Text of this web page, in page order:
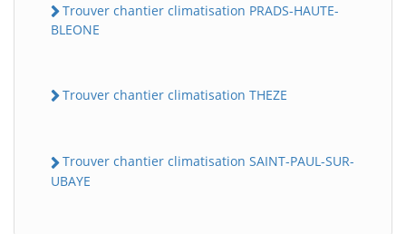
Trouver chantier climatisation PRADS-HAUTE-
BLEONE
Trouver chantier climatisation THEZE
Trouver chantier climatisation SAINT-PAUL-SUR-
UBAYE
Assistant en ligne